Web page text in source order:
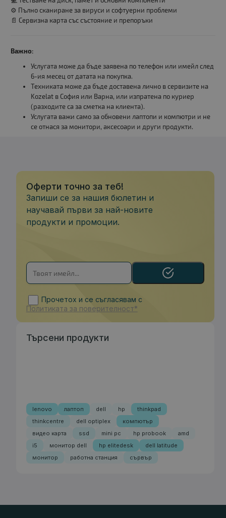
⚙️ Пълно сканиране за вируси и софтуерни проблеми
📄 Сервизна карта със състояние и препоръки
Важно:
Услугата може да бъде заявена по телефон или имейл след
6-ия месец от датата на покупка.
Техниката може да бъде доставена лично в сервизите на
Kozelat в София или Варна, или изпратена по куриер
(разходите са за сметка на клиента).
Услугата важи само за обновени лаптопи и компютри и не
се отнася за монитори, аксесоари и други продукти.
Оферти точно за теб!
Запиши се за нашия бюлетин и
научавай първи за най-новите
продукти и промоции.
Прочетох и се съгласявам с
Политиката за поверителност*
Търсени продукти
lenovo лаптоп dell hp
thinkpad
thinkcentre
dell optiplex
компютър
видео карта
ssd mini pc hp probook
amd
i5
монитор dell hp elitedesk
dell latitude
монитор
работна станция сървър